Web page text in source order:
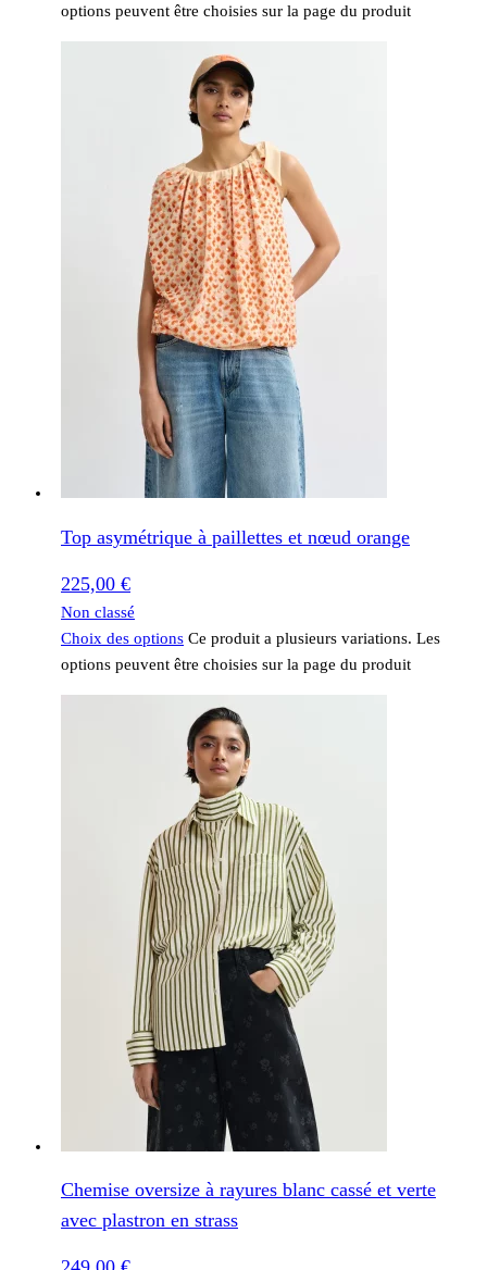
options peuvent être choisies sur la page du produit
Top asymétrique à paillettes et nœud orange
225,00 €
Non classé
Choix des options Ce produit a plusieurs variations. Les
options peuvent être choisies sur la page du produit
Chemise oversize à rayures blanc cassé et verte
avec plastron en strass